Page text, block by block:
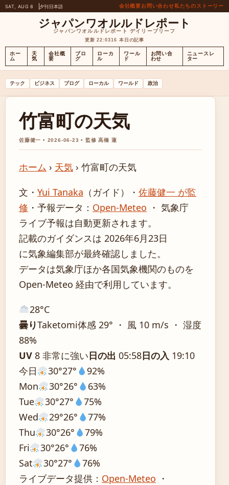
SAT, AUG 8 夕刊日本語 会社概要お問い合わせ私たちのストーリー
ジャパンワオルルドレポート
ジャパンワオルルドレポート デイリーブリーフ
更新 22:0316 本日の記事
ホー
ム
天
気
会社概
要
ブロ
グ
ローカ
ル
ワール
ド
お問い合
わせ
ニュースレ
ター
テック ビジネス ブログ ローカル ワールド 政治
竹富町の天気
佐藤健一 • 2026-06-23 • 監修 高橋 蓮
ホーム › 天気 › 竹富町の天気
文・ Yui Tanaka （ガイド） ・ 佐藤健一 が監
修 ・ 予報データ： Open-Meteo ・ 気象庁
ライブ予報は自動更新されます。
記載のガイダンスは 2026年6月23日
に気象編集部が最終確認しました。
データは気象庁ほか各国気象機関のものを
Open-Meteo 経由で利用しています。
28°C
曇りTaketomi体感 29° ・ 風 10 m/s ・ 湿度
88%
UV 8 非常に強い日の出 05:58日の入 19:10
今日
30°27°
92%
Mon
30°26°
63%
Tue
30°27°
75%
Wed
29°26°
77%
Thu
30°26°
79%
Fri
30°26°
76%
Sat
30°27°
76%
ライブデータ提供： Open-Meteo ・